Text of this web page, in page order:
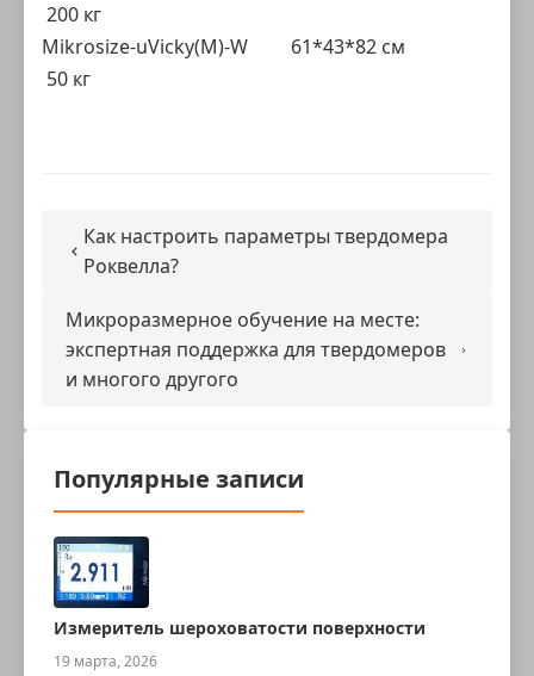
200 кг
Mikrosize-uVicky(M)-W 61*43*82 см
50 кг
Как настроить параметры твердомера
Роквелла?
Микроразмерное обучение на месте:
экспертная поддержка для твердомеров
и многого другого
Популярные записи
Измеритель шероховатости поверхности
19 марта, 2026